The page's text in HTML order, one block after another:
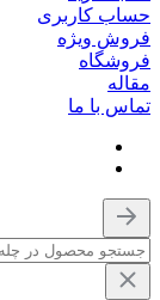
حساب کاربری
فروش ویژه
فروشگاه
مقاله
تماس با ما